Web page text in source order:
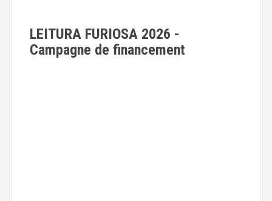
LEITURA FURIOSA 2026 -
Campagne de financement